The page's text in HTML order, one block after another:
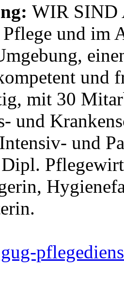
WIR SIND
und im
und
mit 30
und
und